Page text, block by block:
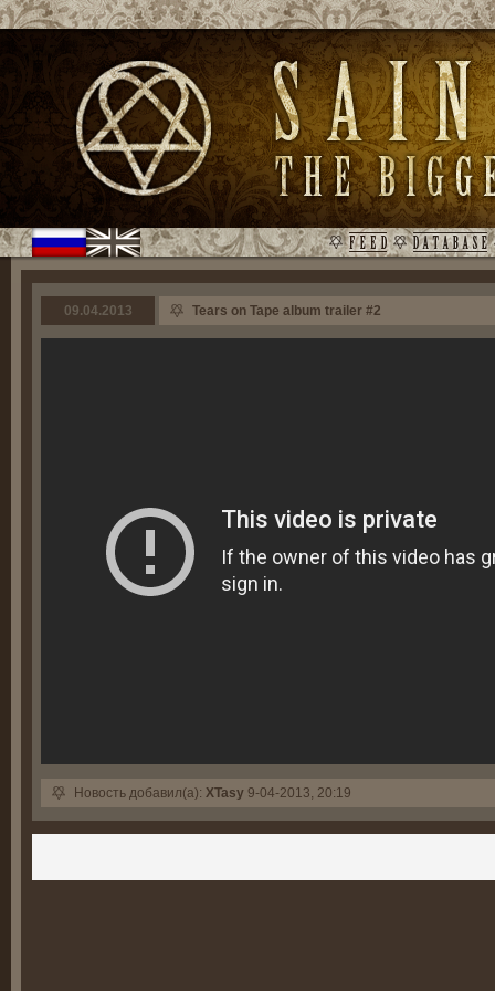
09.04.2013 Tears on Tape album trailer #2
Новость добавил(а): XTasy 9-04-2013, 20:19